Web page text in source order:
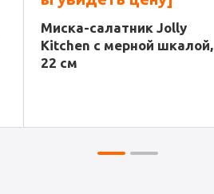
Миска-салатник Jolly
Kitchen с мерной шкалой,
22 см